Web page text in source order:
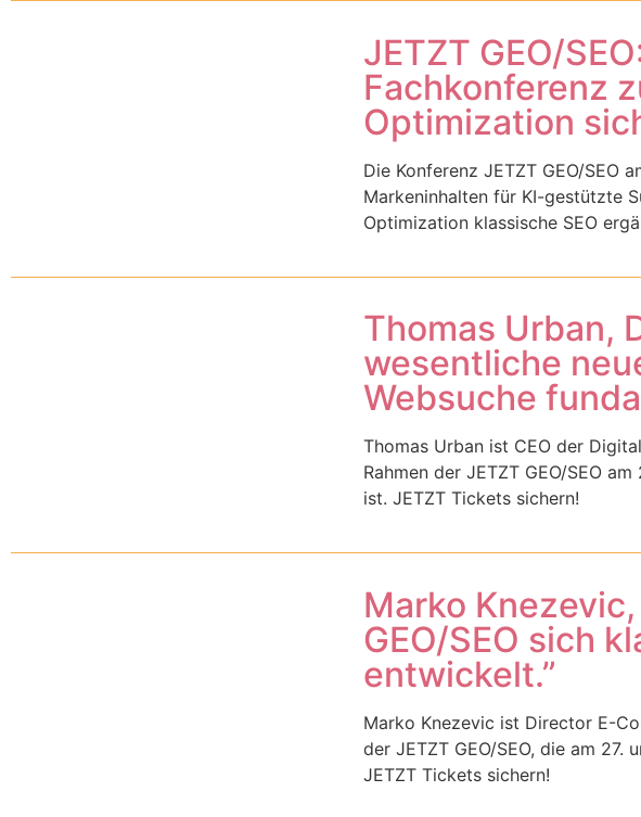
JETZT GEO/
Fachkonferenz
Optimization
Die Konferenz JETZT GEO/SEO
Markeninhalten für KI-gestützte
Optimization klassische SEO
Thomas Urban,
wesentliche
Websuche
Thomas Urban ist CEO der
Rahmen der JETZT GEO/SEO
ist. JETZT Tickets sichern!
Marko
GEO/SEO sich
entwickelt.”
Marko Knezevic ist Director E-
der JETZT GEO/SEO, die am
JETZT Tickets sichern!